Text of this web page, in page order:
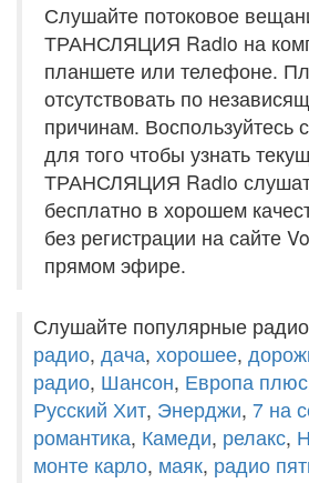
Слушайте потоковое
ТРАНСЛЯЦИЯ Radio на
планшете или телефоне.
отсутствовать по
причинам. Воспользуйтесь
для того чтобы узнать
ТРАНСЛЯЦИЯ Radio
бесплатно в хорошем
без регистрации на сайте
прямом эфире.
Слушайте популярные
радио, дача, хорошее,
радио, Шансон, Европа плюс
Русский Хит, Энерджи, 7 на
романтика, Камеди, релакс,
монте карло, маяк, радио